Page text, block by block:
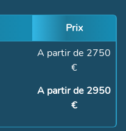
Prix
A partir de 2750
€
A partir de 2950
€